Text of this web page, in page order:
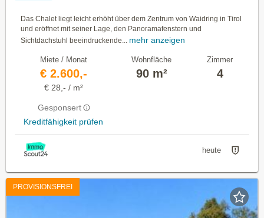
Das Chalet liegt leicht erhöht über dem Zentrum von Waidring in Tirol
und eröffnet mit seiner Lage, den Panoramafenstern und
Sichtdachstuhl beeindruckende... mehr anzeigen
Miete / Monat
€ 2.600,-
€ 28,- / m²
Gesponsert
Kreditfähigkeit prüfen
Wohnfläche
90 m²
Zimmer
4
heute
PROVISIONSFREI